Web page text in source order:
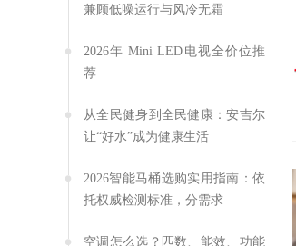
兼顾低噪运行与风冷无霜
2026年 Mini LED电视全价位推
荐
从全民健身到全民健康：安吉尔
让“好水”成为健康生活
2026智能马桶选购实用指南：依
托权威检测标准，分需求
空调怎么选？匹数、能效、功能